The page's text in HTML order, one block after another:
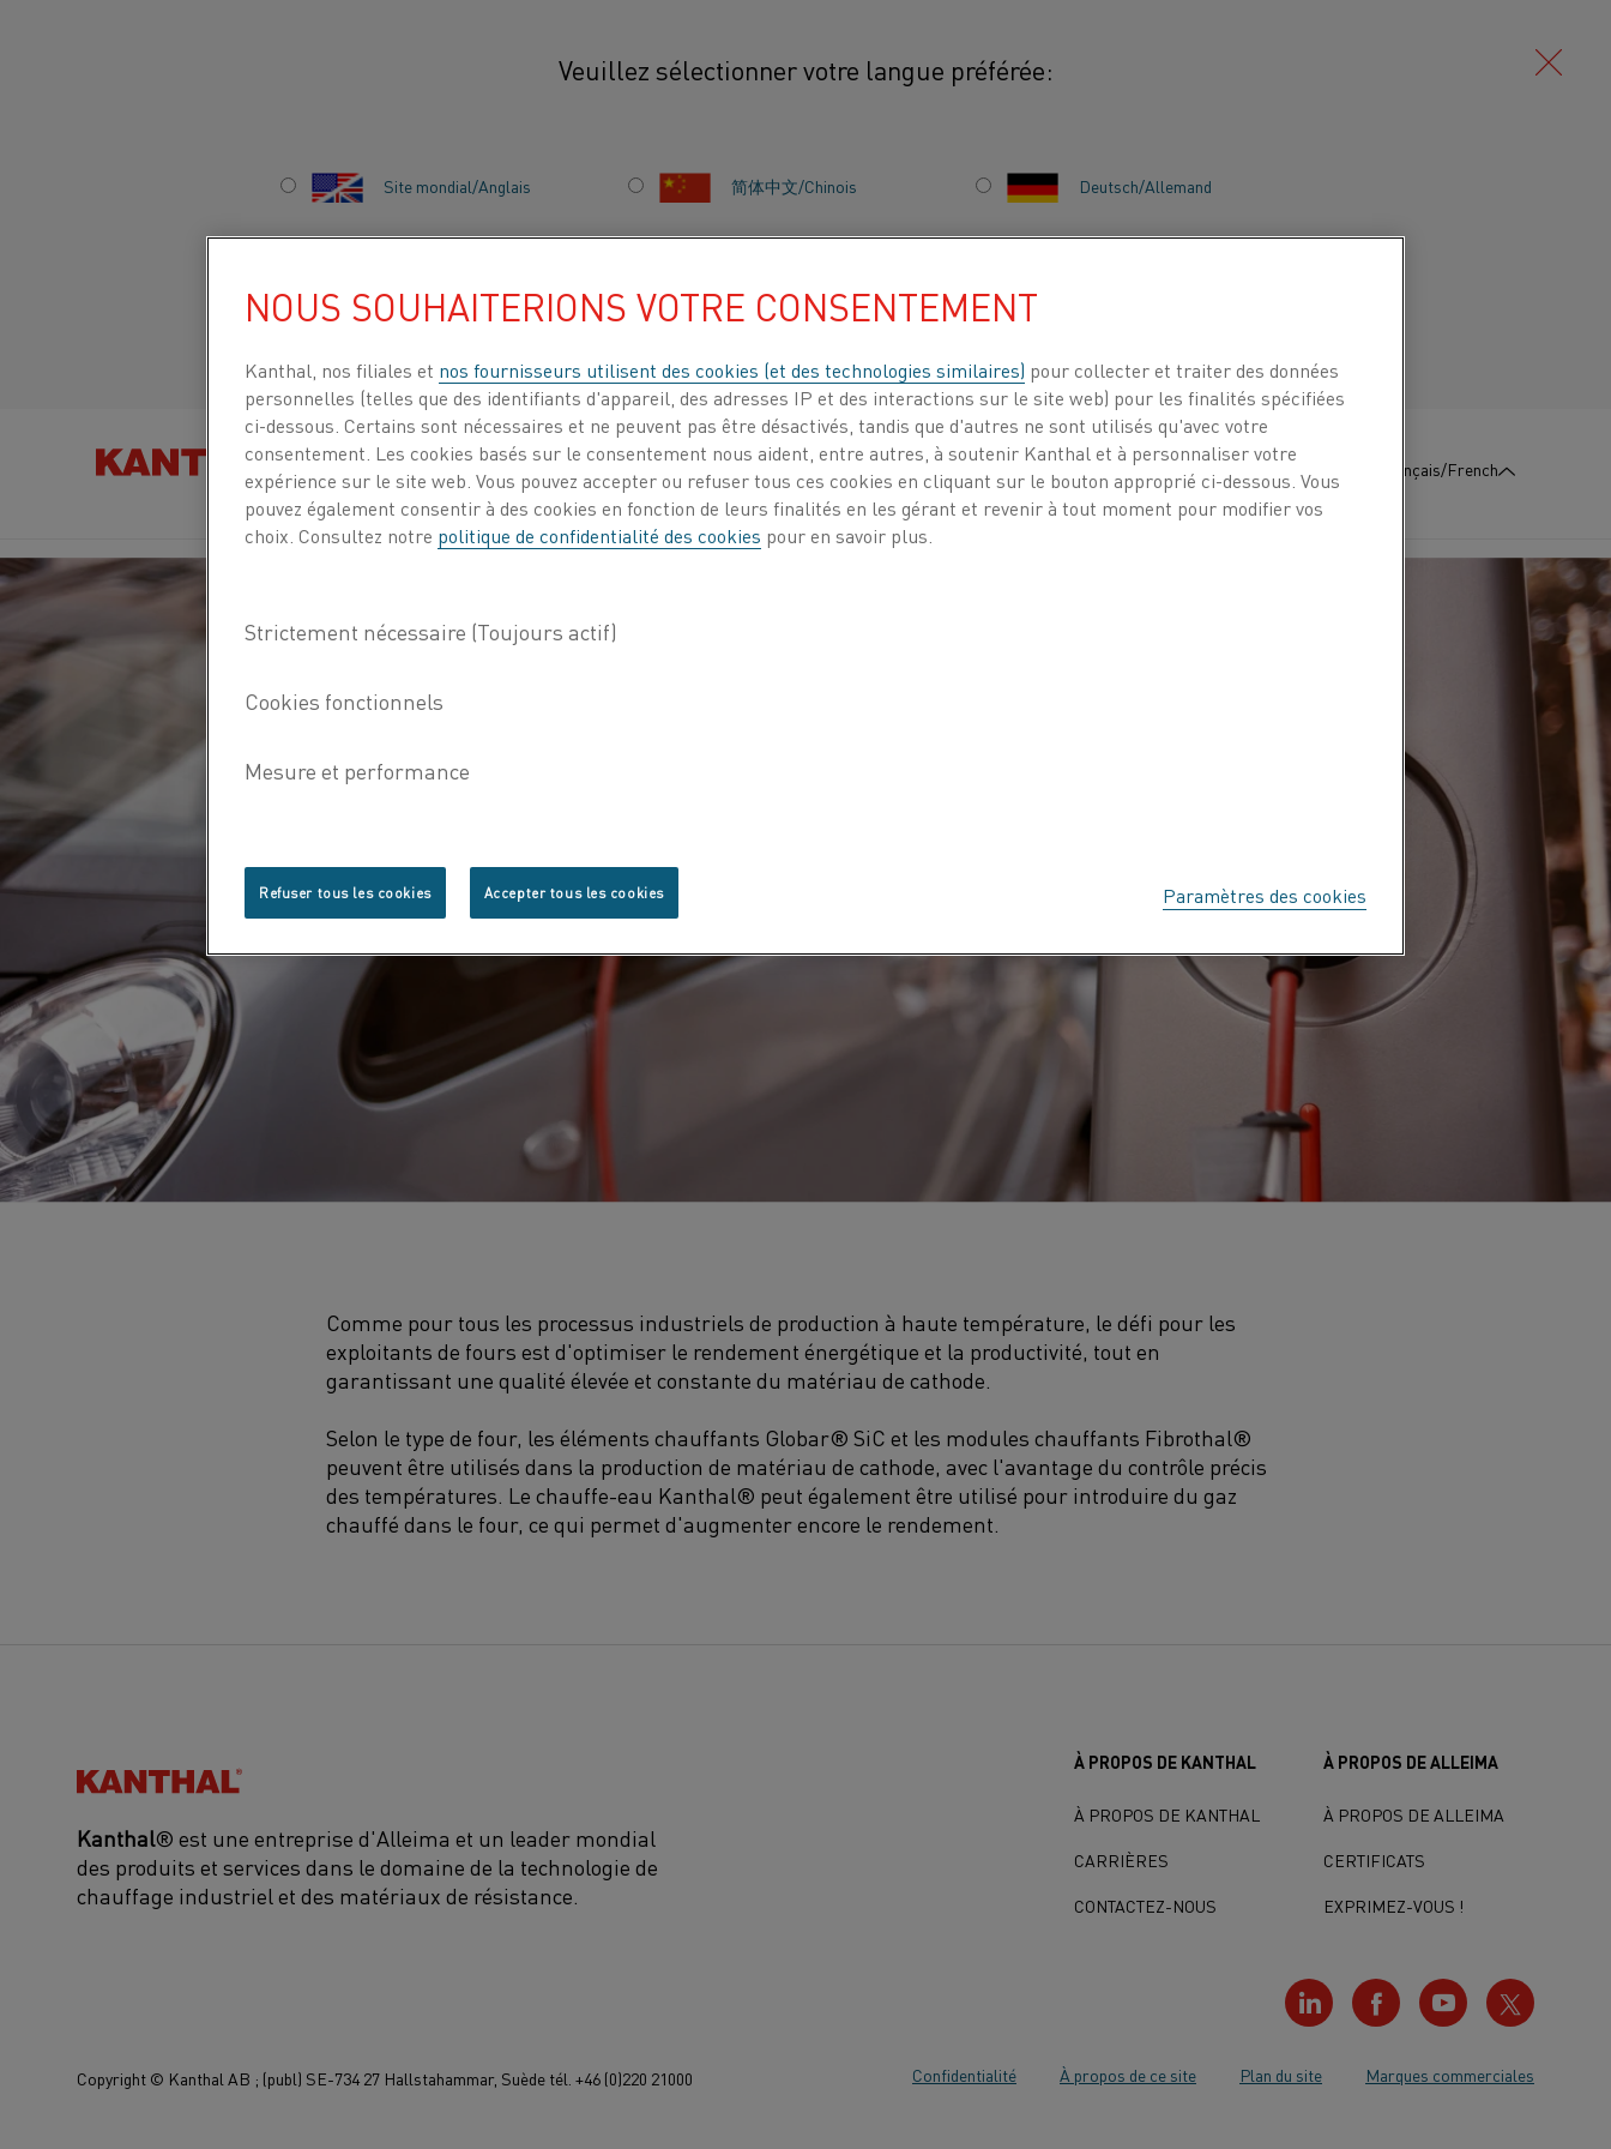
Veuillez sélectionner votre langue préférée:
Site mondial/Anglais 简体中文/Chinois Deutsch/Allemand
Español/Espagnol Français/French
RECHERCHER DES PRODUITS
PAR
À PROPOS DE
NOUS
CENTRE DE
CONNAISSANCES
:
Contactez-
Nous
Français/French
Production de batteries de véhicules électriques
PRODUCTION DE
BATTERIES DE
VÉHICULES
ÉLECTRIQUES
composants importants de ces batteries dans la technologie
actuelle est le matériau de la cathode, qui doit être produit à
des températures élevées.
Comme pour tous les processus industriels de production à haute température, le défi pour les
exploitants de fours est d'optimiser le rendement énergétique et la productivité, tout en
garantissant une qualité élevée et constante du matériau de cathode.
Selon le type de four, les éléments chauffants Globar® SiC et les modules chauffants Fibrothal®
peuvent être utilisés dans la production de matériau de cathode, avec l'avantage du contrôle précis
des températures. Le chauffe-eau Kanthal® peut également être utilisé pour introduire du gaz
chauffé dans le four, ce qui permet d'augmenter encore le rendement.
Kanthal®
Kanthal® est une entreprise d'Alleima et un leader mondial
des produits et services dans le domaine de la technologie de
chauffage industriel et des matériaux de résistance.
À PROPOS DE KANTHAL
À PROPOS DE KANTHAL
CARRIÈRES
CONTACTEZ-NOUS
À PROPOS DE ALLEIMA
À PROPOS DE ALLEIMA
CERTIFICATS
EXPRIMEZ-VOUS !
Confidentialité À propos de ce site Plan du site Marques commerciales
Copyright © Kanthal AB ; (publ) SE-734 27 Hallstahammar, Suède tél. +46 (0)220 21000
NOUS SOUHAITERIONS VOTRE CONSENTEMENT
Kanthal, nos filiales et nos fournisseurs utilisent des cookies (et des technologies similaires) pour collecter et traiter des données
personnelles (telles que des identifiants d'appareil, des adresses IP et des interactions sur le site web) pour les finalités spécifiées
ci-dessous. Certains sont nécessaires et ne peuvent pas être désactivés, tandis que d'autres ne sont utilisés qu'avec votre
consentement. Les cookies basés sur le consentement nous aident, entre autres, à soutenir Kanthal et à personnaliser votre
expérience sur le site web. Vous pouvez accepter ou refuser tous ces cookies en cliquant sur le bouton approprié ci-dessous. Vous
pouvez également consentir à des cookies en fonction de leurs finalités en les gérant et revenir à tout moment pour modifier vos
choix. Consultez notre politique de confidentialité des cookies pour en savoir plus.
Paramètres des cookies
Refuser tous les cookies Accepter tous les cookies